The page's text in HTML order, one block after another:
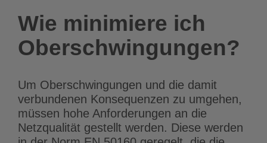
Wie minimiere ich
Oberschwingungen?
Um Oberschwingungen und die damit
verbundenen Konsequenzen zu umgehen,
müssen hohe Anforderungen an die
Netzqualität gestellt werden. Diese werden